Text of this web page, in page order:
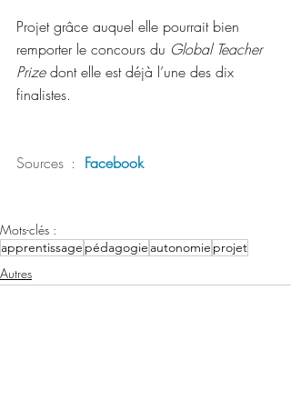
Projet grâce auquel elle pourrait bien
remporter le concours du Global Teacher
Prize dont elle est déjà l’une des dix
finalistes.
Sources  : Facebook
Mots-clés :
apprentissage pédagogie autonomie projet
Autres